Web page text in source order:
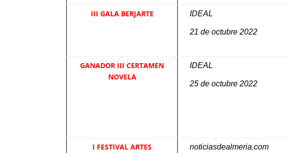
III GALA BERJARTE IDEAL
21 de octubre 2022
GANADOR III CERTAMEN
NOVELA
IDEAL
25 de octubre 2022
I FESTIVAL ARTES
noticiasdealmeria.com